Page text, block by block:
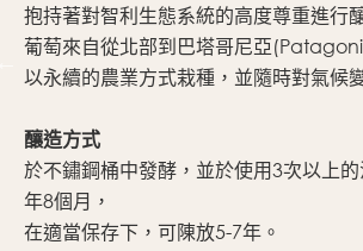
抱持著對智利生態系統的高度尊重進行
葡萄來自從北部到巴塔哥尼亞
以永續的農業方式栽種，並隨時對氣候
釀造方式
於不鏽鋼桶中發酵，並於使用3次以上
年8個月，
在適當保存下，可陳放5-7年。